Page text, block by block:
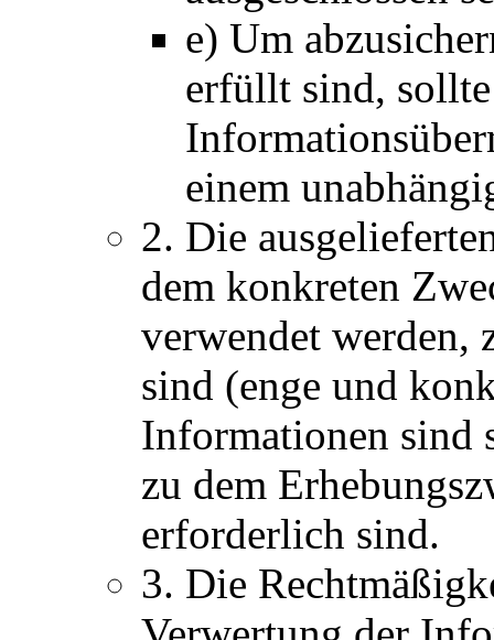
e) Um
erfüllt sind,
einem
2. Die
dem konkreten
verwendet werden,
sind (enge und
Informationen sind
zu dem
erforderlich sind.
3. Die